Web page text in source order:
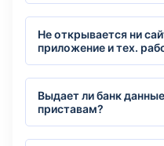
Не открывается ни
приложение и тех.
Выдает ли банк
приставам?